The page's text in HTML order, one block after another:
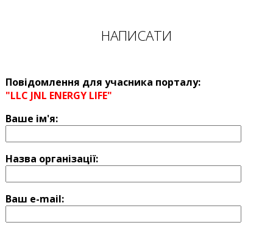
НАПИСАТИ
Повідомлення для учасника порталу:
"LLC JNL ENERGY LIFE"
Ваше ім'я:
Назва оргaнізації:
Ваш e-mail: